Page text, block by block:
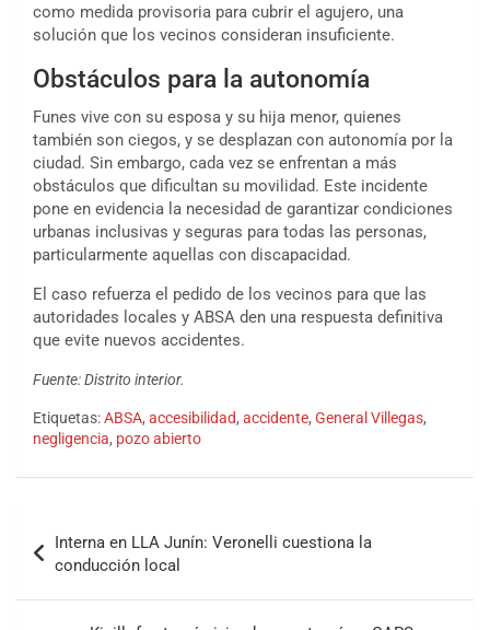
como medida provisoria para cubrir el agujero, una
solución que los vecinos consideran insuficiente.
Obstáculos para la autonomía
Funes vive con su esposa y su hija menor, quienes
también son ciegos, y se desplazan con autonomía por la
ciudad. Sin embargo, cada vez se enfrentan a más
obstáculos que dificultan su movilidad. Este incidente
pone en evidencia la necesidad de garantizar condiciones
urbanas inclusivas y seguras para todas las personas,
particularmente aquellas con discapacidad.
El caso refuerza el pedido de los vecinos para que las
autoridades locales y ABSA den una respuesta definitiva
que evite nuevos accidentes.
Fuente: Distrito interior.
Etiquetas:ABSA, accesibilidad, accidente, General Villegas,
negligencia, pozo abierto
Interna en LLA Junín: Veronelli cuestiona la
conducción local